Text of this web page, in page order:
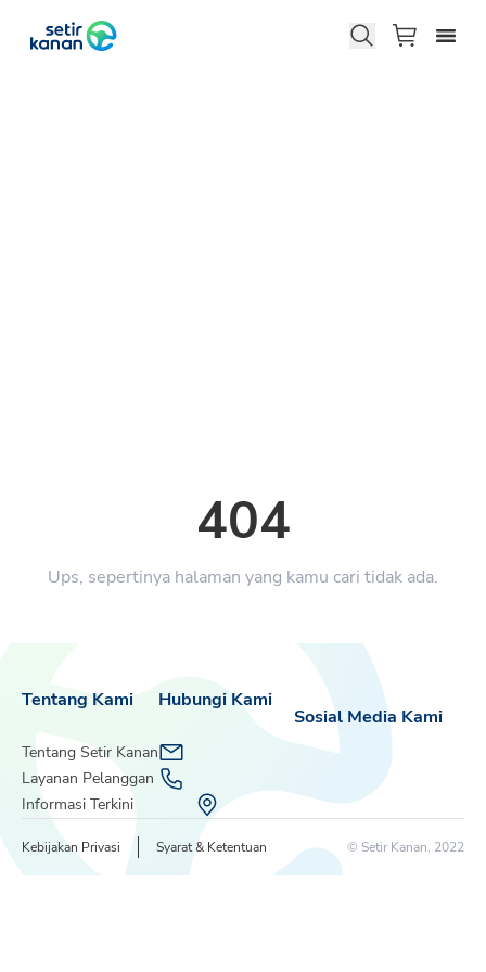
404
Ups, sepertinya halaman yang kamu cari tidak ada.
Tentang Kami
Tentang Setir Kanan
Layanan Pelanggan
Informasi Terkini
Sosial Media Kami
Hubungi Kami
Kebijakan Privasi Syarat & Ketentuan © Setir Kanan, 2022